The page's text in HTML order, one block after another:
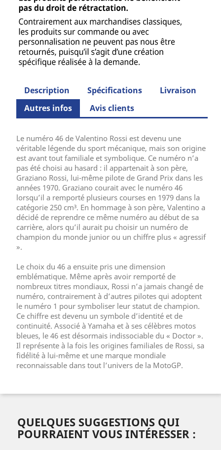
Description Spécifications
Livraison
Autres infos
Avis clients
Le numéro 46 de Valentino Rossi est devenu une
véritable légende du sport mécanique, mais son origine
est avant tout familiale et symbolique. Ce numéro n’a
pas été choisi au hasard : il appartenait à son père,
Graziano Rossi, lui-même pilote de Grand Prix dans les
années 1970. Graziano courait avec le numéro 46
lorsqu’il a remporté plusieurs courses en 1979 dans la
catégorie 250 cm³. En hommage à son père, Valentino a
décidé de reprendre ce même numéro au début de sa
carrière, alors qu’il aurait pu choisir un numéro de
champion du monde junior ou un chiffre plus « agressif
».
Le choix du 46 a ensuite pris une dimension
emblématique. Même après avoir remporté de
nombreux titres mondiaux, Rossi n’a jamais changé de
numéro, contrairement à d’autres pilotes qui adoptent
le numéro 1 pour symboliser leur statut de champion.
Ce chiffre est devenu un symbole d’identité et de
continuité. Associé à Yamaha et à ses célèbres motos
bleues, le 46 est désormais indissociable du « Doctor ».
Il représente à la fois les origines familiales de Rossi, sa
fidélité à lui-même et une marque mondiale
reconnaissable dans tout l’univers de la MotoGP.
QUELQUES SUGGESTIONS QUI
POURRAIENT VOUS INTÉRESSER :